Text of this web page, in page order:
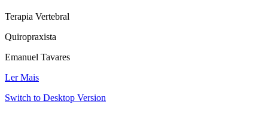
Terapia Vertebral
Quiropraxista
Emanuel Tavares
Ler Mais
Switch to Desktop Version